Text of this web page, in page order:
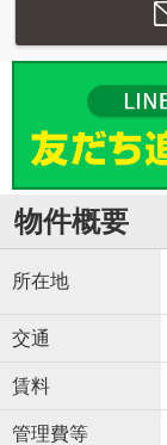
物件概要
所在地
交通
賃料
管理費等